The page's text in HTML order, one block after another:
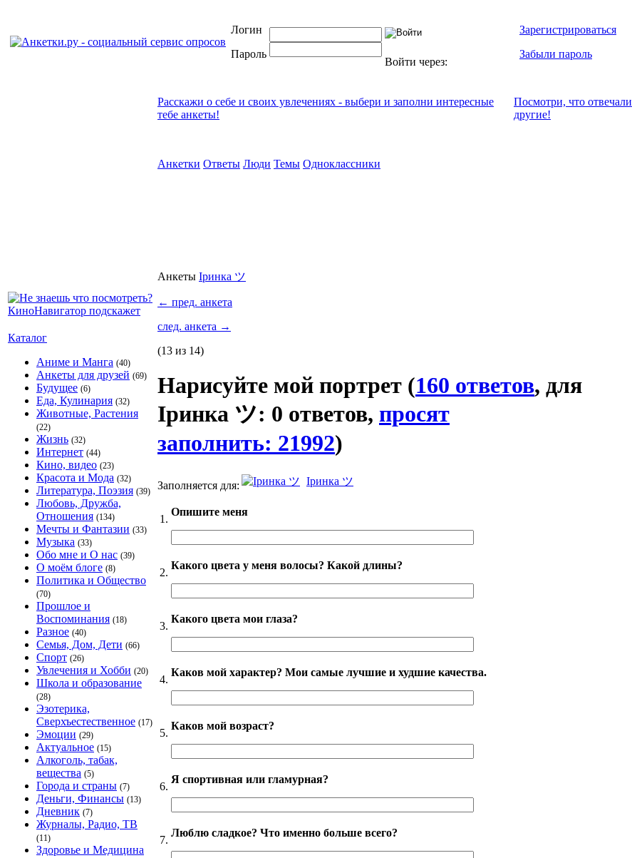
Логин
Пароль
Войти через:
Зарегистрироваться
Забыли пароль
Каталог
Аниме и Манга (40)
Анкеты для друзей (69)
Будущее (6)
Еда, Кулинария (32)
Животные, Растения
(22)
Жизнь (32)
Интернет (44)
Кино, видео (23)
Красота и Мода (32)
Литература, Поэзия (39)
Любовь, Дружба,
Отношения (134)
Мечты и Фантазии (33)
Музыка (33)
Обо мне и О нас (39)
О моём блоге (8)
Политика и Общество
(70)
Прошлое и
Воспоминания (18)
Разное (40)
Семья, Дом, Дети (66)
Спорт (26)
Увлечения и Хобби (20)
Школа и образование
(28)
Эзотерика,
Сверхъестественное (17)
Эмоции (29)
Актуальное (15)
Алкоголь, табак,
вещества (5)
Города и страны (7)
Деньги, Финансы (13)
Дневник (7)
Журналы, Радио, ТВ
(11)
Здоровье и Медицина
Расскажи о себе и своих увлечениях - выбери и заполни интересные
тебе анкеты!
Посмотри, что отвeчали
другие!
Анкетки Ответы Люди Темы Одноклассники
Анкеты Іринка ツ
← пред. анкета
след. анкета →
(13 из 14)
Нарисуйте мой портрет (160 ответов, для
Іринка ツ: 0 ответов, просят
заполнить: 21992)
Заполняется для: Іринка ツ
1.
Опишите меня
2.
Какого цвета у меня волосы? Какой длины?
3.
Какого цвета мои глаза?
4.
Каков мой характер? Мои самые лучшие и худшие качества.
5.
Каков мой возраст?
6.
Я спортивная или гламурная?
7.
Люблю сладкое? Что именно больше всего?